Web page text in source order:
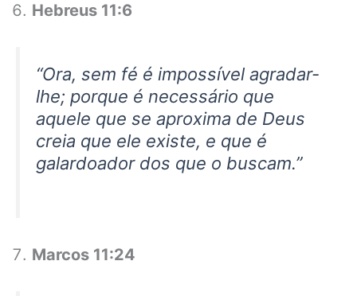
Hebreus 11:6
“Ora, sem fé é impossível agradar-
lhe; porque é necessário que
aquele que se aproxima de Deus
creia que ele existe, e que é
galardoador dos que o buscam.”
Marcos 11:24